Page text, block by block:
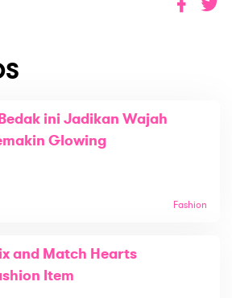
ini Jadikan Wajah
Glowing
Fashion
and Match Hearts
Item